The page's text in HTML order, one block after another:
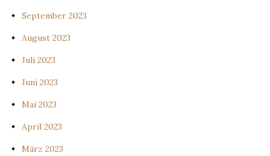
September 2023
August 2023
Juli 2023
Juni 2023
Mai 2023
April 2023
März 2023